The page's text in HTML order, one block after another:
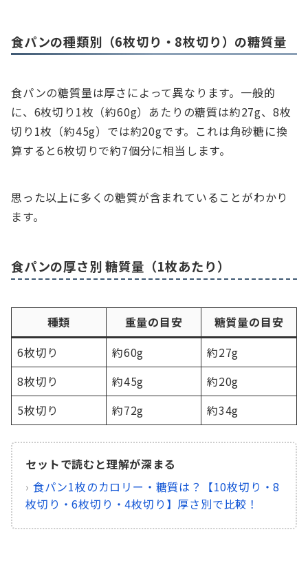
食パンの種類別（6枚切り・8枚切り）の糖質量
食パンの糖質量は厚さによって異なります。一般的
に、6枚切り1枚（約60g）あたりの糖質は約27g、8枚
切り1枚（約45g）では約20gです。これは角砂糖に換
算すると6枚切りで約7個分に相当します。
思った以上に多くの糖質が含まれていることがわかり
ます。
食パンの厚さ別 糖質量（1枚あたり）
種類 重量の目安
糖質量の目安
6枚切り
約60g
約27g
8枚切り
約45g
約20g
5枚切り
約72g 約34g
セットで読むと理解が深まる
› 食パン1枚のカロリー・糖質は？【10枚切り・8
枚切り・6枚切り・4枚切り】厚さ別で比較！